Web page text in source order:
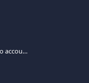
Desidero che i miei dati personali/il mio account vengano cancellati